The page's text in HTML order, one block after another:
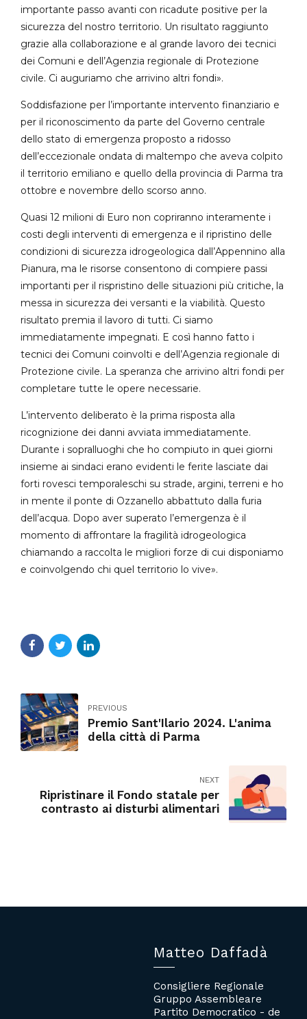
importante passo avanti con ricadute positive per la
sicurezza del nostro territorio. Un risultato raggiunto
grazie alla collaborazione e al grande lavoro dei tecnici
dei Comuni e dell’Agenzia regionale di Protezione
civile. Ci auguriamo che arrivino altri fondi».
Soddisfazione per l’importante intervento finanziario e
per il riconoscimento da parte del Governo centrale
dello stato di emergenza proposto a ridosso
dell’eccezionale ondata di maltempo che aveva colpito
il territorio emiliano e quello della provincia di Parma tra
ottobre e novembre dello scorso anno.
Quasi 12 milioni di Euro non copriranno interamente i
costi degli interventi di emergenza e il ripristino delle
condizioni di sicurezza idrogeologica dall’Appennino alla
Pianura, ma le risorse consentono di compiere passi
importanti per il rispristino delle situazioni più critiche, la
messa in sicurezza dei versanti e la viabilità. Questo
risultato premia il lavoro di tutti. Ci siamo
immediatamente impegnati. E così hanno fatto i
tecnici dei Comuni coinvolti e dell’Agenzia regionale di
Protezione civile. La speranza che arrivino altri fondi per
completare tutte le opere necessarie.
L’intervento deliberato è la prima risposta alla
ricognizione dei danni avviata immediatamente.
Durante i sopralluoghi che ho compiuto in quei giorni
insieme ai sindaci erano evidenti le ferite lasciate dai
forti rovesci temporaleschi su strade, argini, terreni e ho
in mente il ponte di Ozzanello abbattuto dalla furia
dell’acqua. Dopo aver superato l’emergenza è il
momento di affrontare la fragilità idrogeologica
chiamando a raccolta le migliori forze di cui disponiamo
e coinvolgendo chi quel territorio lo vive».
PREVIOUS
Premio Sant'Ilario 2024. L'anima
della città di Parma
NEXT
Ripristinare il Fondo statale per
contrasto ai disturbi alimentari
Matteo Daffadà
Consigliere Regionale
Gruppo Assembleare
Partito Democratico - de